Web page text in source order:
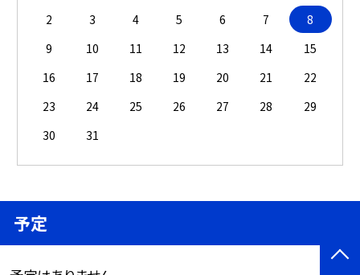
2
3 4 5 6 7
8
9
10 11 12 13 14
15
16
17 18 19 20 21
22
23
24 25 26 27 28
29
30
31
予定